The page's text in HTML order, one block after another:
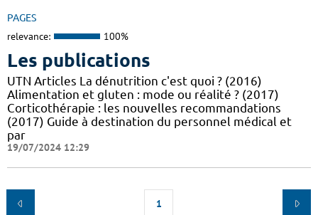
PAGES
relevance: 100%
Les publications
UTN Articles La dénutrition c'est quoi ? (2016)
Alimentation et gluten : mode ou réalité ? (2017)
Corticothérapie : les nouvelles recommandations
(2017) Guide à destination du personnel médical et
par
19/07/2024 12:29
1